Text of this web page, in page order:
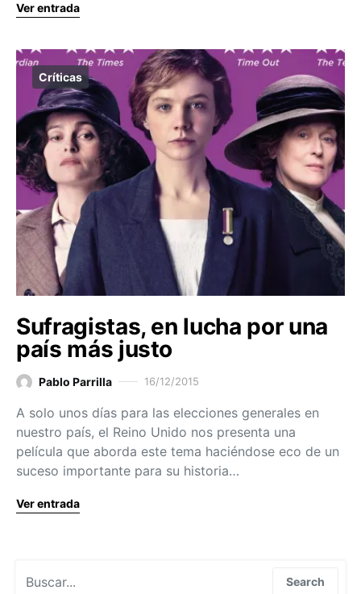
Ver entrada
Críticas
Sufragistas, en lucha por una
país más justo
Pablo Parrilla 16/12/2015
A solo unos días para las elecciones generales en
nuestro país, el Reino Unido nos presenta una
película que aborda este tema haciéndose eco de un
suceso importante para su historia…
Ver entrada
Search